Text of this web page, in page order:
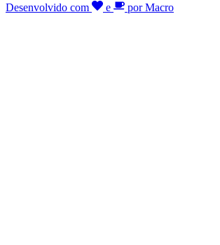
Desenvolvido com
e por Macro